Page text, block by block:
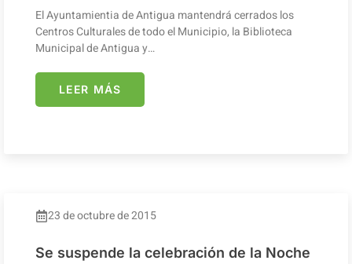
El Ayuntamientia de Antigua mantendrá cerrados los
Centros Culturales de todo el Municipio, la Biblioteca
Municipal de Antigua y…
LEER MÁS
23 de octubre de 2015
Se suspende la celebración de la Noche